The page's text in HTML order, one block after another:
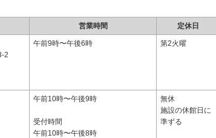
営業時間 定休日
2
午前9時〜午後6時 第2火曜
午前10時〜午後9時
受付時間
午前10時〜午後8時
無休
施設の休館日に
準ずる